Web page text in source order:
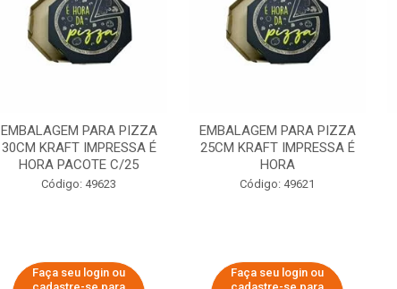
EMBALAGEM PARA PIZZA
30CM KRAFT IMPRESSA É
HORA PACOTE C/25
Código: 49623
Faça seu login ou
EMBALAGEM PARA PIZZA
25CM KRAFT IMPRESSA É
HORA
Código: 49621
Faça seu login ou